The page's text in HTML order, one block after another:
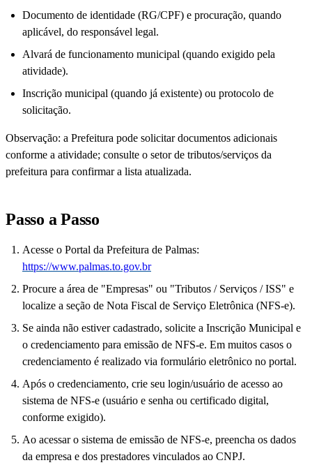
Documento de identidade (RG/CPF) e procuração, quando
aplicável, do responsável legal.
Alvará de funcionamento municipal (quando exigido pela
atividade).
Inscrição municipal (quando já existente) ou protocolo de
solicitação.
Observação: a Prefeitura pode solicitar documentos adicionais
conforme a atividade; consulte o setor de tributos/serviços da
prefeitura para confirmar a lista atualizada.
Passo a Passo
Acesse o Portal da Prefeitura de Palmas:
https://www.palmas.to.gov.br
Procure a área de "Empresas" ou "Tributos / Serviços / ISS" e
localize a seção de Nota Fiscal de Serviço Eletrônica (NFS-e).
Se ainda não estiver cadastrado, solicite a Inscrição Municipal e
o credenciamento para emissão de NFS-e. Em muitos casos o
credenciamento é realizado via formulário eletrônico no portal.
Após o credenciamento, crie seu login/usuário de acesso ao
sistema de NFS-e (usuário e senha ou certificado digital,
conforme exigido).
Ao acessar o sistema de emissão de NFS-e, preencha os dados
da empresa e dos prestadores vinculados ao CNPJ.